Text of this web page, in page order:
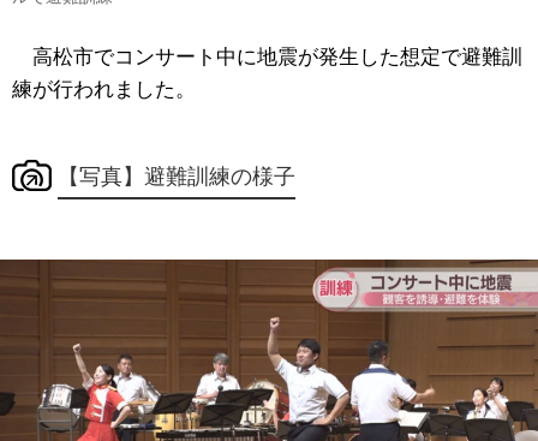
高松市でコンサート中に地震が発生した想定で避難訓
練が行われました。
【写真】避難訓練の様子